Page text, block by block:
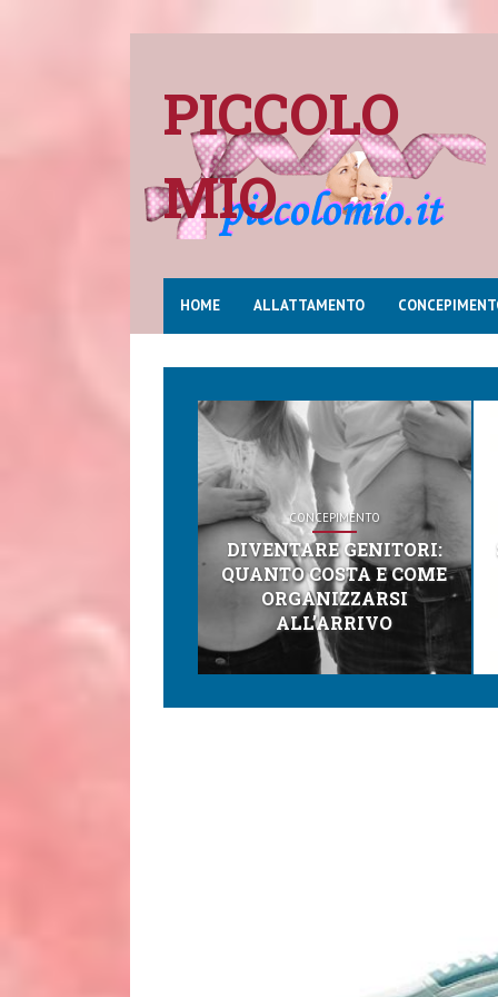
PICCOLO
MIO
HOME ALLATTAMENTO
CONCEPIMENTO
DIVENTARE GENITORI:
QUANTO COSTA E COME
ORGANIZZARSI
ALL’ARRIVO